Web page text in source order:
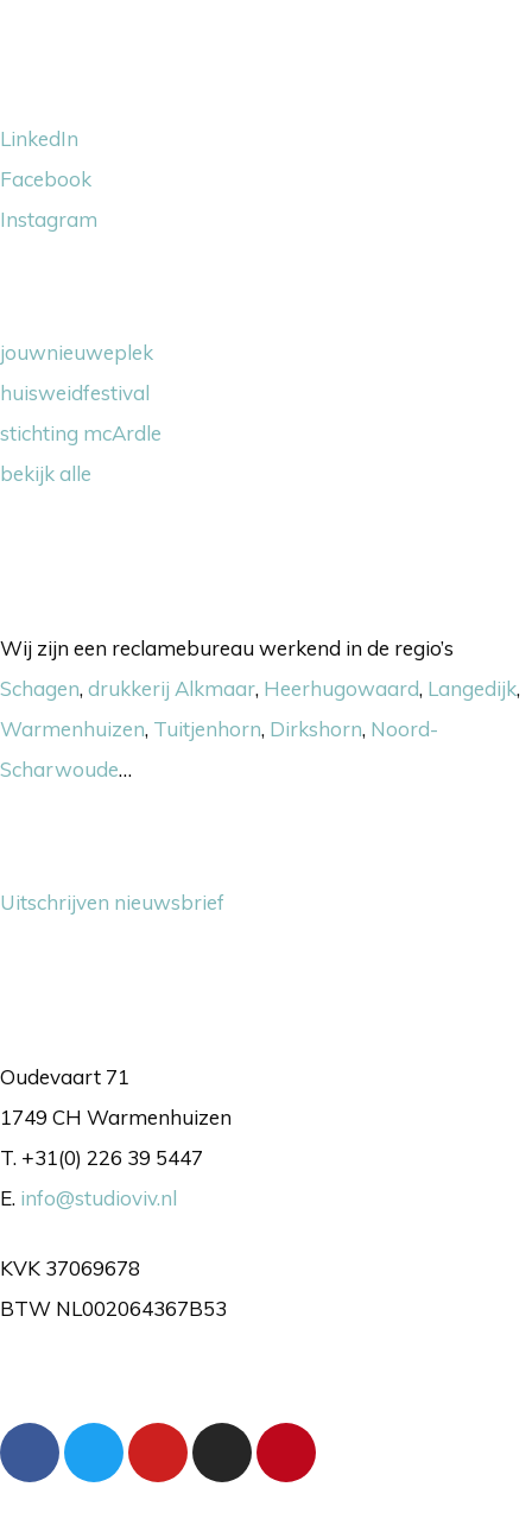
LinkedIn
Facebook
Instagram
jouwnieuweplek
huisweidfestival
stichting mcArdle
bekijk alle
Wij zijn een reclamebureau werkend in de regio’s
Schagen, drukkerij Alkmaar, Heerhugowaard, Langedijk,
Warmenhuizen, Tuitjenhorn, Dirkshorn, Noord-
Scharwoude…
Uitschrijven nieuwsbrief
Oudevaart 71
1749 CH Warmenhuizen
T. +31(0) 226 39 5447
E. info@studioviv.nl
KVK 37069678
BTW NL002064367B53